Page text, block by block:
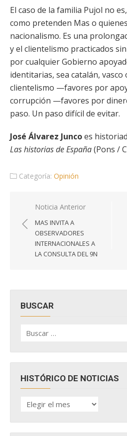
El caso de la familia Pujol no
como pretenden Mas o
nacionalismo. Es una
y el clientelismo practicados
por cualquier Gobierno
identitarias, sea catalán, vasco
clientelismo —favores por
corrupción —favores por
paso. Un paso difícil de evitar.
José Álvarez Juncoes
Las historias de España(Pons /
Categoría: Opinión
Navegación
de
entradas
Noticia Anterior
MAS INVITA A
OBSERVADORES
INTERNACIONALES A
LA CONSULTA DEL 9N
BUSCAR
por:
HISTÓRICO DE NOTICIAS
HISTÓRICO
DE